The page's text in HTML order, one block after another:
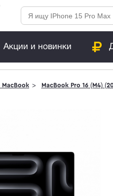
Акции и новинки
MacBook MacBook Pro 16 (M4)